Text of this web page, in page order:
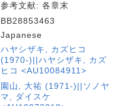
参考文献: 各章末
BB28853463
Japanese
ハヤシザキ, カズヒコ
(1970-)||ハヤシザキ, カズ
ヒコ <AU10084911>
園山, 大祐 (1971-)||ソノヤ
マ, ダイスケ